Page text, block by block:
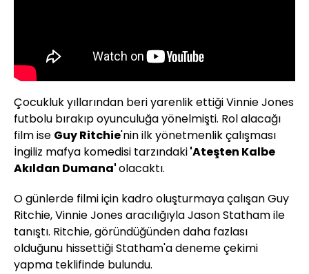
Çocukluk yıllarından beri yarenlik ettiğiVinnieJones
futbolu bırakıp oyunculuğa yönelmişti. Rol alacağı
film ise GuyRitchie'ninilk yönetmenlik çalışması
İngiliz mafya komedisi tarzındaki'Ateşten Kalbe
Akıldan Dumana'olacaktı.
O günlerde filmi için kadro oluşturmaya çalışanGuy
Ritchie,VinnieJonesaracılığıylaJasonStathamile
tanıştı. Ritchie,göründüğünden daha fazlası
olduğunu hissettiğiStatham'a deneme çekimi
yapma teklifinde bulundu.